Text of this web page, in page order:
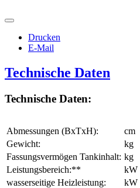
Drucken
E-Mail
Technische Daten
Technische Daten:
Abmessungen (BxTxH):
cm
Gewicht:
kg
Fassungsvermögen Tankinhalt: kg
Leistungsbereich:**
kW
wasserseitige Heizleistung:
kW